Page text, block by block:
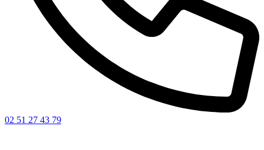
02 51 27 43 79